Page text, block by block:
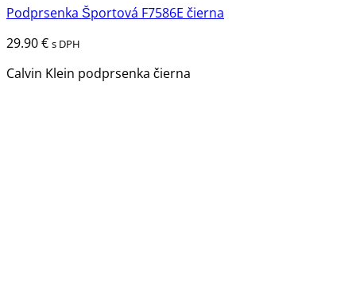
Podprsenka Športová F7586E čierna
29.90€ s DPH
Calvin Klein podprsenka čierna